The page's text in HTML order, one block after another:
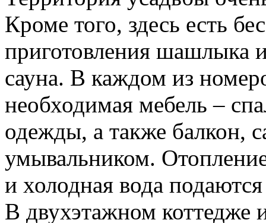
Кроме того, здесь есть
приготовления шашлыка
сауна. В каждом из
необходимая мебель –
одежды, а также балкон,
умывальником.
и холодная вода
В двухэтажном коттедже